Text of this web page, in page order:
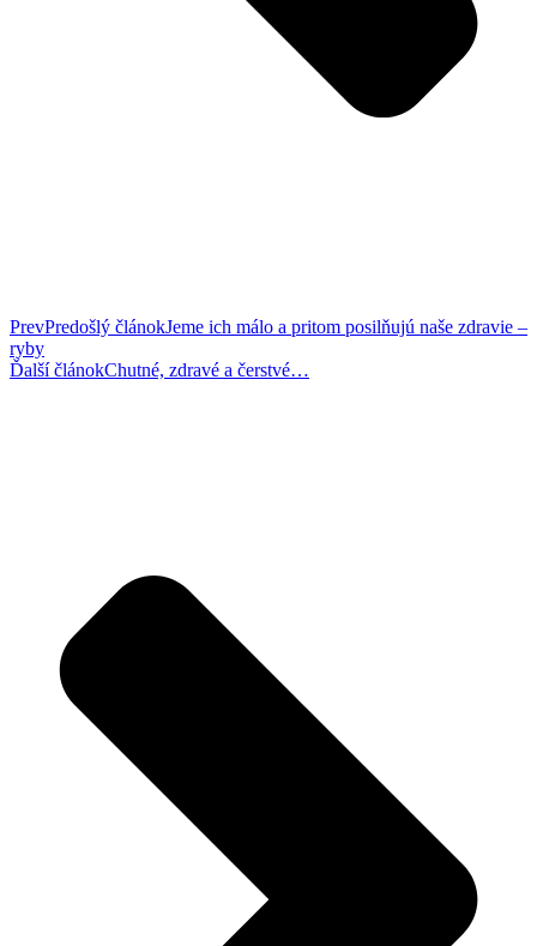
PrevPredošlý článokJeme ich málo a pritom posilňujú naše zdravie –
ryby
Ďalší článokChutné, zdravé a čerstvé…